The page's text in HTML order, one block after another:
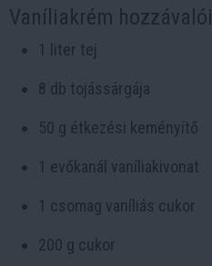
Vaníliakrém hozzávalói
1 liter tej
8 db tojássárgája
50 g étkezési keményítő
1 evőkanál vaníliakivonat
1 csomag vaníliás cukor
200 g cukor